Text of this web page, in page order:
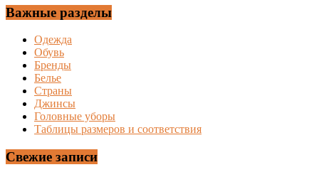
Важные разделы
Одежда
Обувь
Бренды
Белье
Страны
Джинсы
Головные уборы
Таблицы размеров и соответствия
Свежие записи